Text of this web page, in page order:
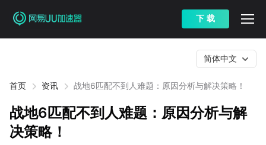
下 载
首页 资讯 战地6匹配不到人难题：原因分析与解决策略！
简体中文
战地6匹配不到人难题：原因分析与解
决策略！